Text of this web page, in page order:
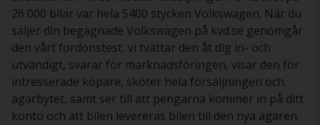
26 000 bilar var hela 5400 stycken Volkswagen. När du
säljer din begagnade Volkswagen på kvd.se genomgår
den vårt fordonstest, vi tvättar den åt dig in- och
utvändigt, svarar för marknadsföringen, visar den för
intresserade köpare, sköter hela försäljningen och
ägarbytet, samt ser till att pengarna kommer in på ditt
konto och att bilen levereras bilen till den nya ägaren.